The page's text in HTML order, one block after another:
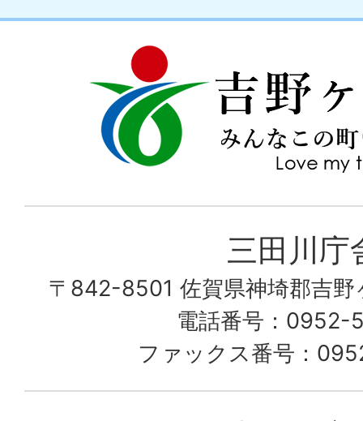
野
ヶ
里
な
町
my
town
三田川庁
〒842-8501 佐賀県神埼郡吉野
電話番号：0952-
ファックス番号：